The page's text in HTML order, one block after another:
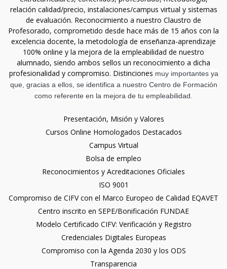
relación calidad/precio, instalaciones/campus virtual y sistemas
de evaluación. Reconocimiento a nuestro Claustro de
Profesorado, comprometido desde hace más de 15 años con la
excelencia docente, la metodología de enseñanza-aprendizaje
100% online y la mejora de la empleabilidad de nuestro
alumnado, siendo ambos sellos un reconocimiento a dicha
profesionalidad y compromiso. Distinciones muy importantes ya
que, gracias a ellos, se identifica a nuestro Centro de Formación
como referente en la mejora de tu empleabilidad.
Presentación, Misión y Valores
Cursos Online Homologados Destacados
Campus Virtual
Bolsa de empleo
Reconocimientos y Acreditaciones Oficiales
ISO 9001
Compromiso de CIFV con el Marco Europeo de Calidad EQAVET
Centro inscrito en SEPE/Bonificación FUNDAE
Modelo Certificado CIFV: Verificación y Registro
Credenciales Digitales Europeas
Compromiso con la Agenda 2030 y los ODS
Transparencia